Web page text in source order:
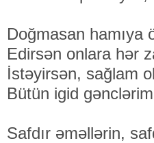
Doğmasan hamıya
Edirsən onlara hər
İstəyirsən, sağlam
Bütün igid
Safdır əməllərin,